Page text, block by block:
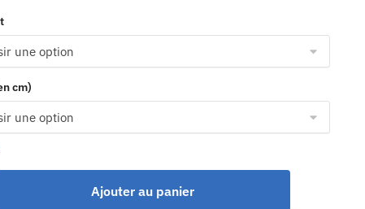
cm)
Ajouter au panier